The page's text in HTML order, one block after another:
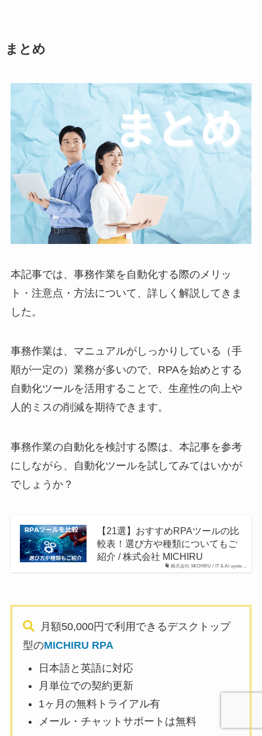
まとめ
本記事では、事務作業を自動化する際のメリッ
ト・注意点・方法について、詳しく解説してきま
した。
事務作業は、マニュアルがしっかりしている（手
順が一定の）業務が多いので、RPAを始めとする
自動化ツールを活用することで、生産性の向上や
人的ミスの削減を期待できます。
事務作業の自動化を検討する際は、本記事を参考
にしながら、自動化ツールを試してみてはいかが
でしょうか？
株式会社 MICHIRU / IT & AI syste…
【21選】おすすめRPAツールの比
較表！選び方や種類についてもご
紹介 / 株式会社 MICHIRU
月額50,000円で利用できるデスクトップ
型のMICHIRU RPA
日本語と英語に対応
月単位での契約更新
1ヶ月の無料トライアル有
メール・チャットサポートは無料